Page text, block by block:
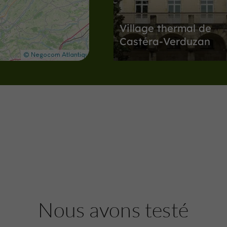
Village thermal de
Castéra-Verduzan
Nous avons testé